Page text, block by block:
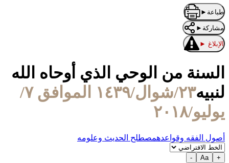
طباعة ►
مشاركة ►
الإبلاغ ►
السنة من الوحي الذي أوحاه الله
لنبيه
٢٣/شوال/١٤٣٩ الموافق ٧/
يوليو/٢٠١٨
أصول الفقه وقواعدهمصطلح الحديث وعلومه
+
Aa
-